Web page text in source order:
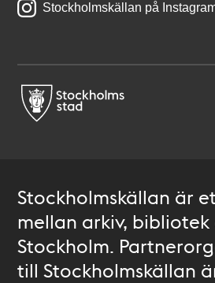
Stockholmskällan på
Stockholmskällan är
mellan arkiv, bibliotek
Stockholm.
till Stockholmskällan